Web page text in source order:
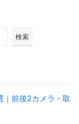
検索
｜前後2カメラ・取